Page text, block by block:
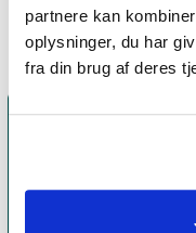
partnere kan
oplysninger, du har
fra din brug af deres